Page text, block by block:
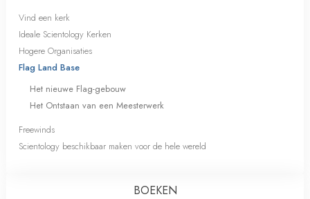
Vind een kerk
Ideale Scientology Kerken
Hogere Organisaties
Flag Land Base
Het nieuwe Flag-gebouw
Het Ontstaan van een Meesterwerk
Freewinds
Scientology beschikbaar maken voor de hele wereld
BOEKEN